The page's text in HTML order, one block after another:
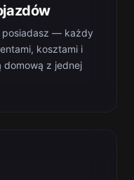
posiadasz — każdy
kosztami i
domową z jednej